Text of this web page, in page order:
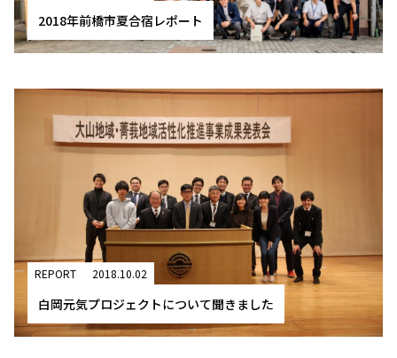
2018年前橋市夏合宿レポート
REPORT 2018.10.02
白岡元気プロジェクトについて聞きました